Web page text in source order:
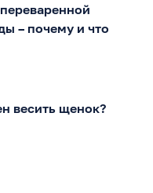
– почему и что
весить щенок?